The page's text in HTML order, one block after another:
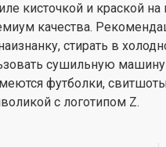
кисточкой и краской
качества.
стирать в
сушильную
футболки,
с логотипом Z.